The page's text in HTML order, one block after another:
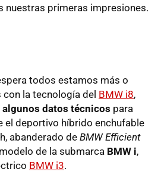
nuestras primeras impresiones.
todos estamos más o
la tecnología del BMW i8,
algunos datos técnicos para
el deportivo híbrido enchufable
abanderado de BMW Efficient
de la submarca BMW i,
BMW i3.